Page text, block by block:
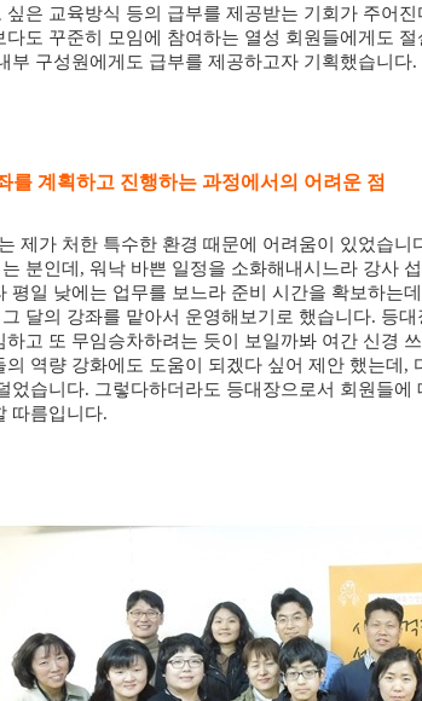
은 교육방식 등의 급부를 제공받는 기회가 주어
다도 꾸준히 모임에 참여하는 열성 회원들에게도
부 구성원에게도 급부를 제공하고자 기획했습니다.
를 계획하고 진행하는 과정에서의 어려운 점
제가 처한 특수한 환경 때문에 어려움이 있었습니
분인데 , 워낙 바쁜 일정을 소화해내시느라 강사
평일 낮에는 업무를 보느라 준비 시간을 확보하는
달의 강좌를 맡아서 운영해보기로 했습니다. 등대
하고 또 무임승차하려는 듯이 보일까봐 여간 신경
역량 강화에도 도움이 되겠다 싶어 제안 했는데 ,
었습니다. 그렇다하더라도 등대장으로서 회원들
따름입니다.